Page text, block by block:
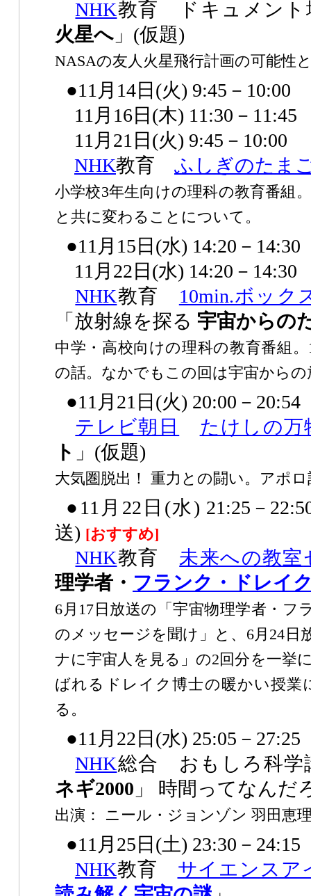
NHK教育 ドキュメント
火星へ 」(仮題)
NASAの友人火星飛行計画の可能性
●11月14日(火) 9:45－10:00
11月16日(木) 11:30－11:45
11月21日(火) 9:45－10:00
NHK教育 ふしぎのたま
小学校3年生向けの理科の教育番組
と共に変わることについて。
●11月15日(水) 14:20－14:30
11月22日(水) 14:20－14:30
NHK教育 10min.ボック
「放射線を探る 宇宙からの
中学・高校向けの理科の教育番組
の話。なかでもこの回は宇宙から
●11月21日(火) 20:00－20:54
テレビ朝日
たけしの万
ト 」(仮題)
大気圏脱出！ 重力との闘い。アポ
●11月22日(水) 21:25－ 22
送) [おすすめ]
NHK教育 未来への教室
理学者・ フランク・ドレイ
6月17日放送の「宇宙物理学者・フ
のメッセージを聞け」と、6月24日
ナに宇宙人を見る」の2回分を一挙
ばれるドレイク博士の暖かい授業
る。
●11月22日(水) 25:05－27:25
NHK総合 おもしろ科学
ネギ2000 」 時間ってなんだ
出演： ニール・ジョンゾン 羽田恵
●11月25日(土) 23:30－24:15
NHK教育 サイエンスア